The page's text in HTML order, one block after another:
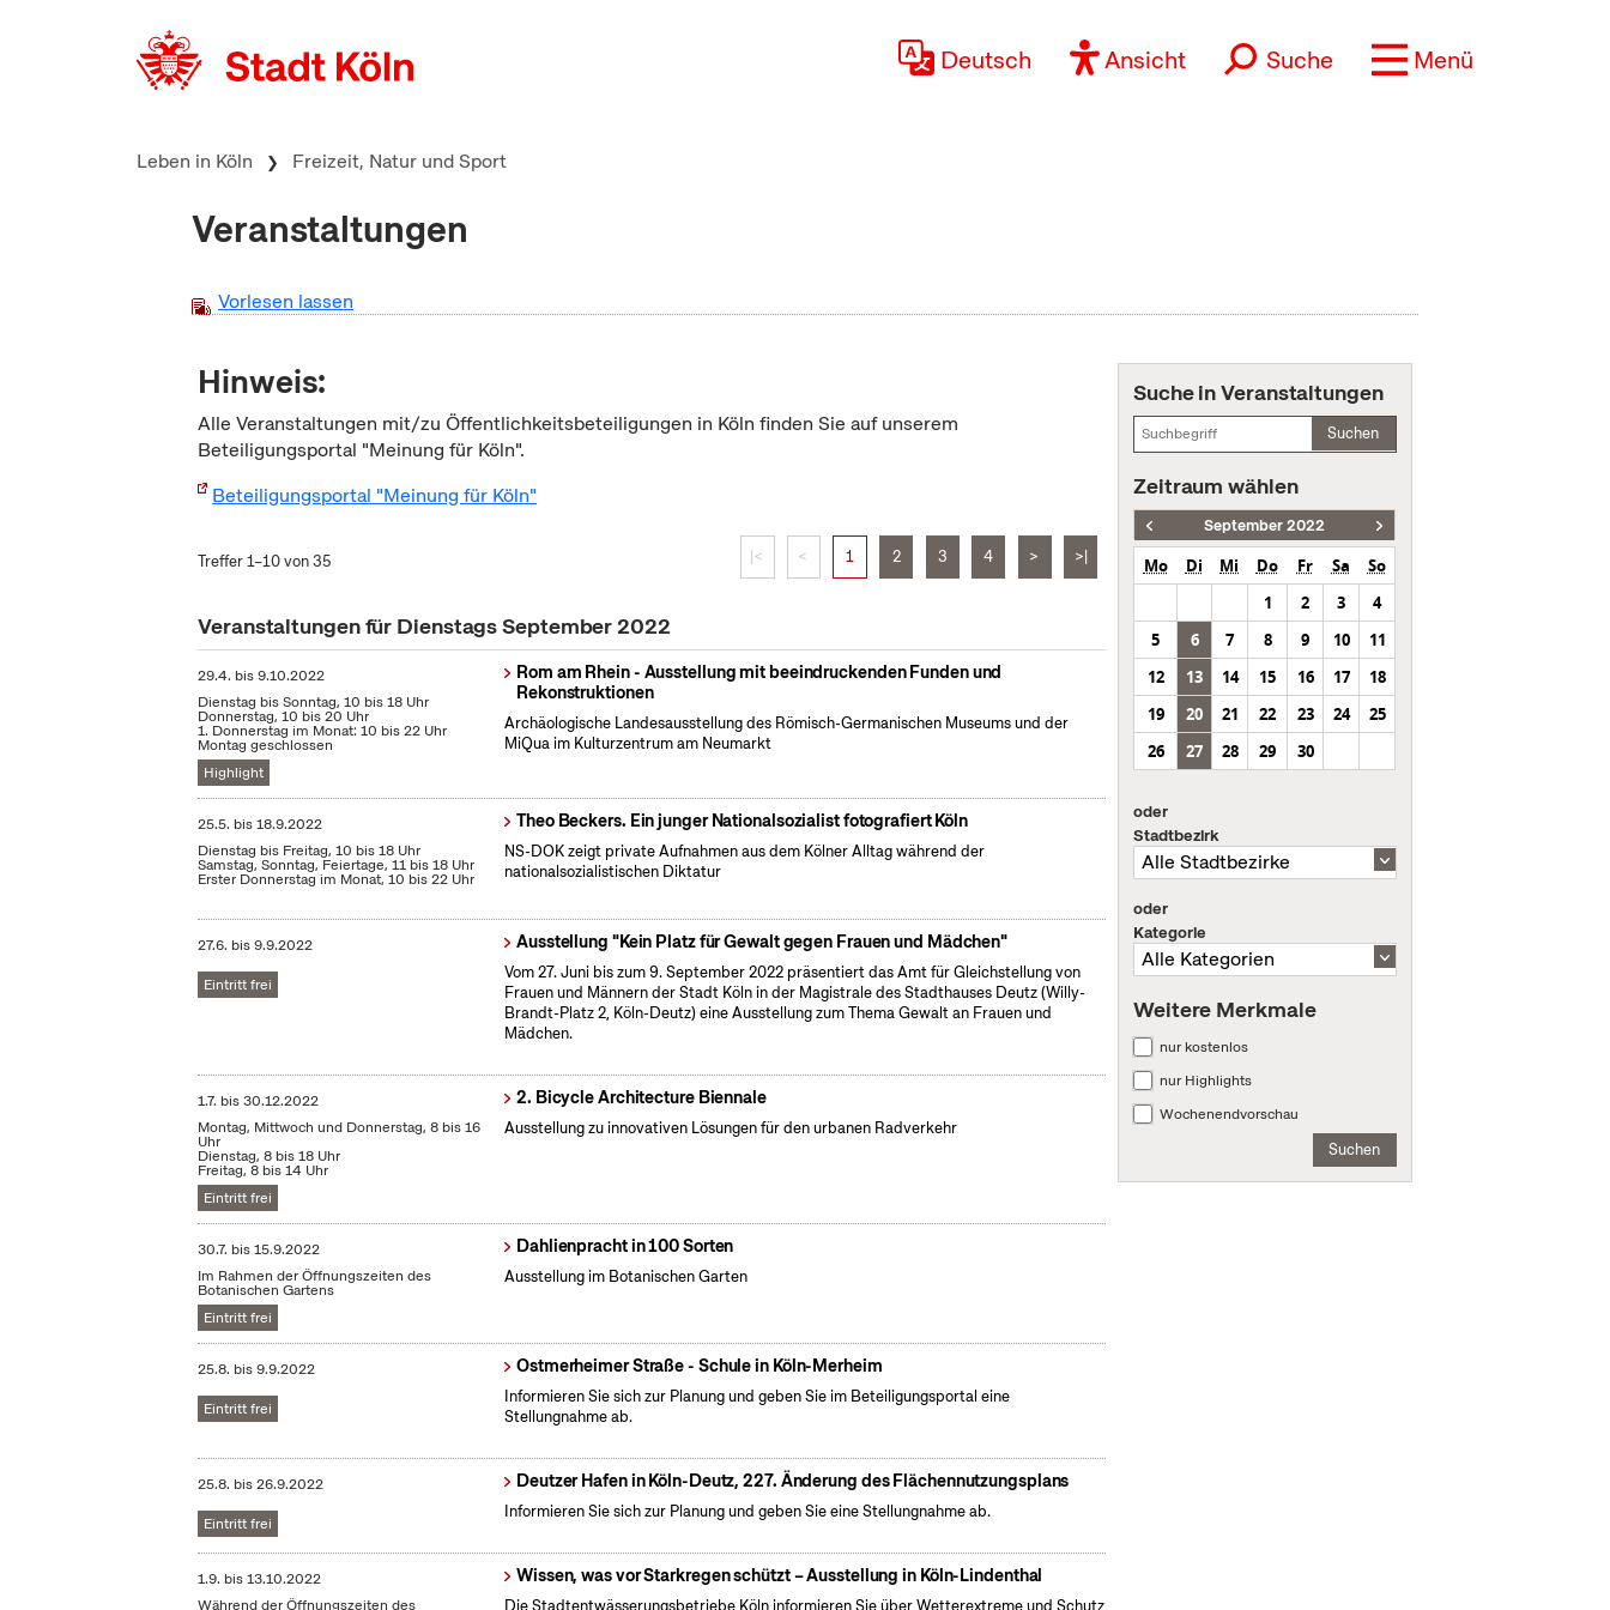
Deutsch Ansicht Suche Menü
Leben in Köln Freizeit, Natur und Sport
Veranstaltungen
Vorlesen lassen
Hinweis:
Alle Veranstaltungen mit/zu Öffentlichkeitsbeteiligungen in Köln finden Sie auf unserem
Beteiligungsportal "Meinung für Köln".
Beteiligungsportal "Meinung für Köln"
Treffer 1–10 von 35 |< < 1 2 3 4 > >|
Veranstaltungen für Dienstags September 2022
29.4. bis9.10.2022
Dienstag bis Sonntag, 10 bis 18 Uhr
Donnerstag, 10 bis 20 Uhr
1. Donnerstag im Monat: 10 bis 22 Uhr
Montag geschlossen
Highlight
Rom am Rhein - Ausstellung mit beeindruckenden Funden und
Rekonstruktionen
Archäologische Landesausstellung des Römisch-Germanischen Museums und der
MiQua im Kulturzentrum am Neumarkt
25.5. bis18.9.2022
Dienstag bis Freitag, 10 bis 18 Uhr
Samstag, Sonntag, Feiertage, 11 bis 18 Uhr
Erster Donnerstag im Monat, 10 bis 22 Uhr
Theo Beckers. Ein junger Nationalsozialist fotografiert Köln
NS-DOK zeigt private Aufnahmen aus dem Kölner Alltag während der
nationalsozialistischen Diktatur
27.6. bis9.9.2022
Eintritt frei
Ausstellung "Kein Platz für Gewalt gegen Frauen und Mädchen"
Vom 27. Juni bis zum 9. September 2022 präsentiert das Amt für Gleichstellung von
Frauen und Männern der Stadt Köln in der Magistrale des Stadthauses Deutz (Willy-
Brandt-Platz 2, Köln-Deutz) eine Ausstellung zum Thema Gewalt an Frauen und
Mädchen.
1.7. bis30.12.2022
Montag, Mittwoch und Donnerstag, 8 bis 16
Uhr
Dienstag, 8 bis 18 Uhr
Freitag, 8 bis 14 Uhr
Eintritt frei
2. Bicycle Architecture Biennale
Ausstellung zu innovativen Lösungen für den urbanen Radverkehr
30.7. bis15.9.2022
Im Rahmen der Öffnungszeiten des
Botanischen Gartens
Eintritt frei
Dahlienpracht in 100 Sorten
Ausstellung im Botanischen Garten
25.8. bis9.9.2022
Eintritt frei
Ostmerheimer Straße - Schule in Köln-Merheim
Informieren Sie sich zur Planung und geben Sie im Beteiligungsportal eine
Stellungnahme ab.
25.8. bis26.9.2022
Eintritt frei
Deutzer Hafen in Köln-Deutz, 227. Änderung des Flächennutzungsplans
Informieren Sie sich zur Planung und geben Sie eine Stellungnahme ab.
1.9. bis13.10.2022
Während der Öffnungszeiten des
Wissen, was vor Starkregen schützt – Ausstellung in Köln-Lindenthal
Suche in Veranstaltungen
Suchen
Zeitraum wählen
September 2022
Mo Di Mi Do Fr Sa
So
1
2 3
4
5
6 7 8 9 10
11
12
13 14 15 16 17
18
19
20 21 22 23 24
25
26
27 28 29 30
oder
Stadtbezirk
oder
Kategorie
Weitere Merkmale
nur kostenlos
nur Highlights
Wochenendvorschau
Suchen